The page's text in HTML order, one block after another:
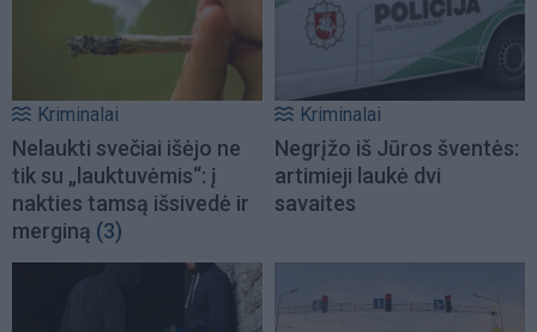
Kriminalai
Nelaukti svečiai išėjo ne
tik su „lauktuvėmis“: į
nakties tamsą išsivedė ir
merginą (3)
Kriminalai
Negrįžo iš Jūros šventės:
artimieji laukė dvi
savaites